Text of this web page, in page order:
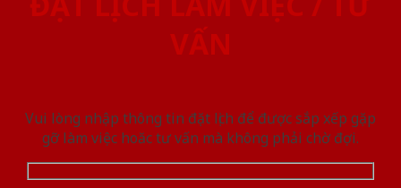
VẤN
Vui lòng nhập thông tin đặt lịch để được sắp xếp gặp
gỡ làm việc hoăc tư vấn mà không phải chờ đợi.